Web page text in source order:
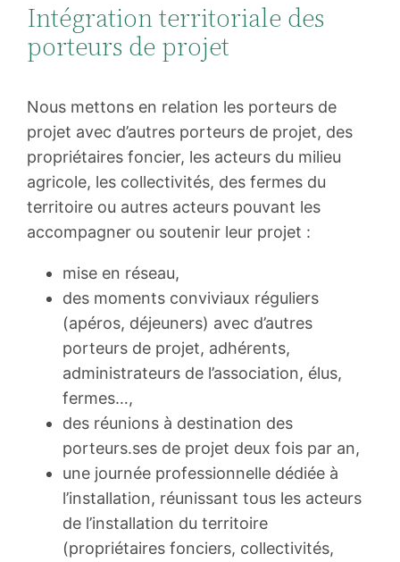
Intégration territoriale des
porteurs de projet
Nous mettons en relation les porteurs de
projet avec d’autres porteurs de projet, des
propriétaires foncier, les acteurs du milieu
agricole, les collectivités, des fermes du
territoire ou autres acteurs pouvant les
accompagner ou soutenir leur projet :
mise en réseau,
des moments conviviaux réguliers
(apéros, déjeuners) avec d’autres
porteurs de projet, adhérents,
administrateurs de l’association, élus,
fermes…,
des réunions à destination des
porteurs.ses de projet deux fois par an,
une journée professionnelle dédiée à
l’installation, réunissant tous les acteurs
de l’installation du territoire
(propriétaires fonciers, collectivités,